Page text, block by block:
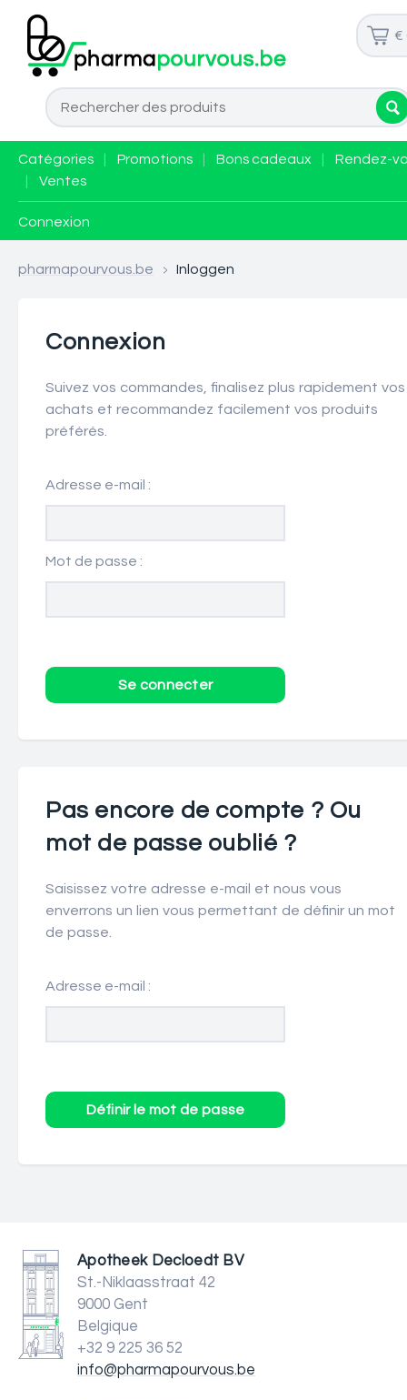
€
Catégories Promotions Bons cadeaux
Rendez-
Ventes
Connexion
pharmapourvous.be > Inloggen
Connexion
Suivez vos commandes, finalisez plus rapidement vos
achats et recommandez facilement vos produits
préférés.
Adresse e-mail :
Mot de passe :
Pas encore de compte ? Ou
mot de passe oublié ?
Saisissez votre adresse e-mail et nous vous
enverrons un lien vous permettant de définir un mot
de passe.
Adresse e-mail :
Apotheek Decloedt BV
St.-Niklaasstraat 42
9000 Gent
Belgique
+32 9 225 36 52
info@pharmapourvous.be